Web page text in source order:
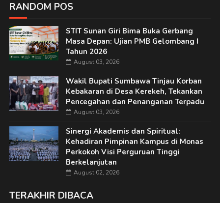
RANDOM POS
STIT Sunan Giri Bima Buka Gerbang
Masa Depan: Ujian PMB Gelombang I
Tahun 2026
August 03, 2026
Wakil Bupati Sumbawa Tinjau Korban
Kebakaran di Desa Kerekeh, Tekankan
Pencegahan dan Penanganan Terpadu
August 03, 2026
Sinergi Akademis dan Spiritual:
Kehadiran Pimpinan Kampus di Monas
Perkokoh Visi Perguruan Tinggi
Berkelanjutan
August 02, 2026
TERAKHIR DIBACA